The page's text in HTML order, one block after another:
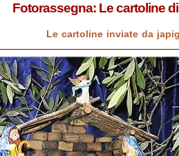
Fotorassegna: Le cartoline
Le cartoline inviate da